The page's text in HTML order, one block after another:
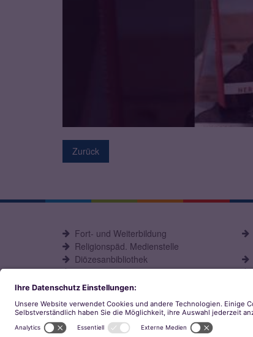
Zurück
Fort- und Weiterbildung
Religionspäd. Medienstelle
Diözesanbibliothek
Büchereiarbeit